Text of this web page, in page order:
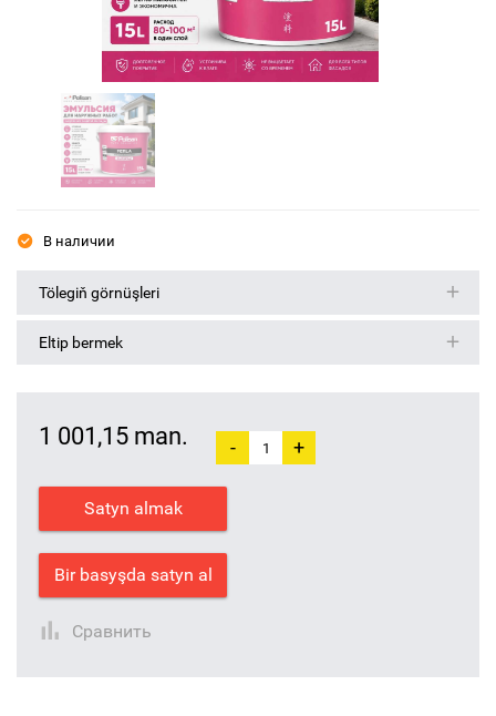
В наличии
Tölegiň görnüşleri
Eltip bermek
1 001,15 man. - +
Satyn almak
Bir basyşda satyn al
Сравнить